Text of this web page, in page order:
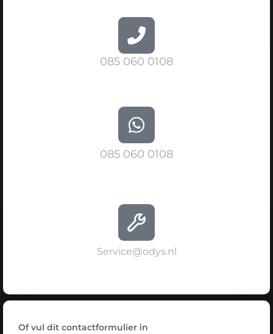
085 060 0108
085 060 0108
Service@odys.nl
Of vul dit contactformulier in